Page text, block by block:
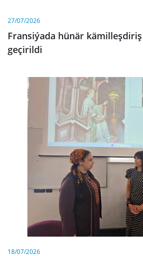
27/07/2026
Fransiýada hünär
geçirildi
18/07/2026